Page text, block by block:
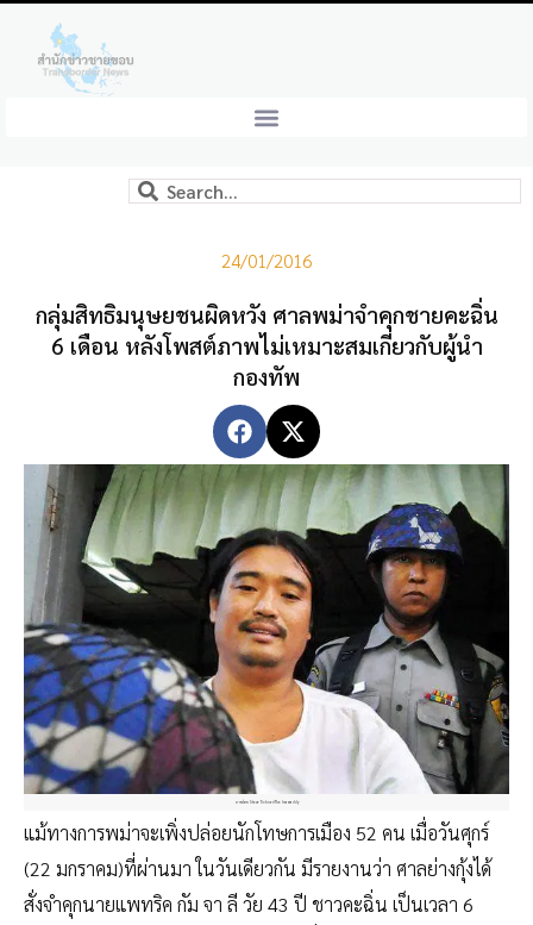
24/01/2016
กลุ่มสิทธิมนุษยชนผิดหวัง ศาลพม่าจำคุกชายคะฉิ่น
6 เดือน หลังโพสต์ภาพไม่เหมาะสมเกี่ยวกับผู้นำ
กองทัพ
ภาพโดย Steve Tickner/The Irrawaddy
แม้ทางการพม่าจะเพิ่งปล่อยนักโทษการเมือง 52 คน เมื่อวันศุกร์
(22 มกราคม)ที่ผ่านมา ในวันเดียวกัน มีรายงานว่า ศาลย่างกุ้งได้
สั่งจำคุกนายแพทริค กัม จา ลี วัย 43 ปี ชาวคะฉิ่น เป็นเวลา 6